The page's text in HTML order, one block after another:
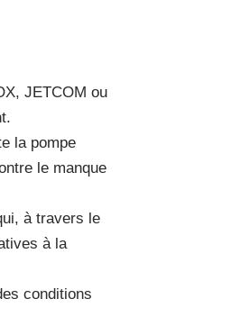
JETCOM ou
la pompe
le manque
à travers le
à la
conditions